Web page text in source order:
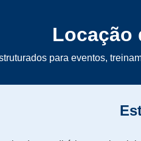
Locação
para eventos,